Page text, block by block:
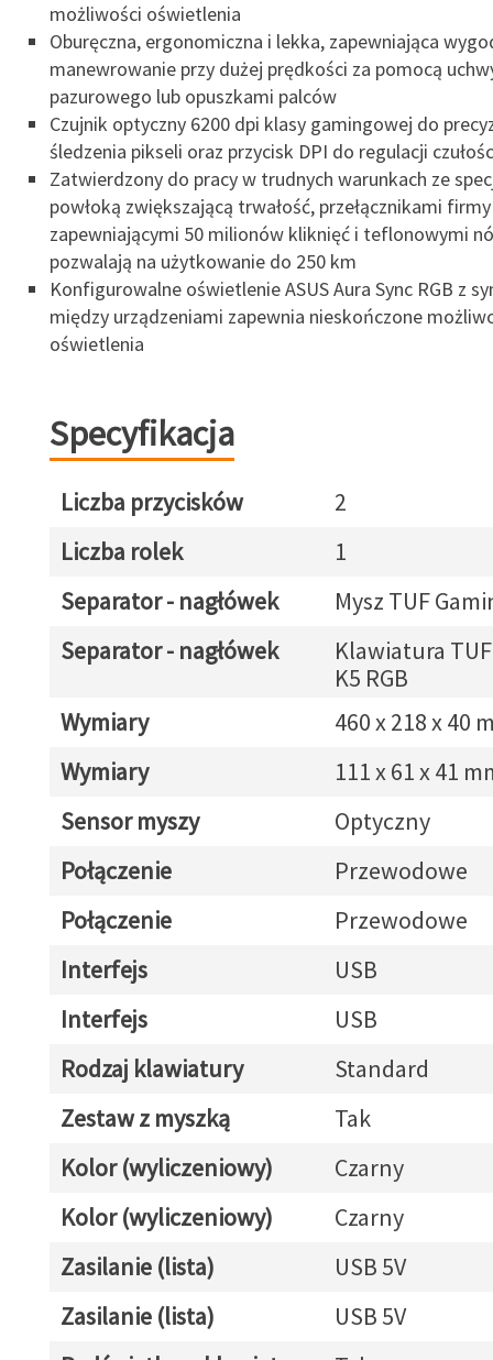
możliwości oświetlenia
Oburęczna, ergonomiczna i lekka, zapewniająca
manewrowanie przy dużej prędkości za pomocą
pazurowego lub opuszkami palców
Czujnik optyczny 6200 dpi klasy gamingowej do
śledzenia pikseli oraz przycisk DPI do regulacji
Zatwierdzony do pracy w trudnych warunkach ze
powłoką zwiększającą trwałość, przełącznikami
zapewniającymi 50 milionów kliknięć i teflonowymi
pozwalają na użytkowanie do 250 km
Konfigurowalne oświetlenie ASUS Aura Sync RGB z
między urządzeniami zapewnia nieskończone
oświetlenia
Specyfikacja
Liczba przycisków
2
Liczba rolek
1
Separator - nagłówek
Mysz TUF
Separator - nagłówek
Klawiatura
K5 RGB
Wymiary
460 x 218 x 40
Wymiary
111 x 61 x 41
Sensor myszy
Optyczny
Połączenie
Przewodowe
Połączenie
Przewodowe
Interfejs
USB
Interfejs
USB
Rodzaj klawiatury
Standard
Zestaw z myszką
Tak
Kolor (wyliczeniowy)
Czarny
Kolor (wyliczeniowy)
Czarny
Zasilanie (lista)
USB 5V
Zasilanie (lista)
USB 5V